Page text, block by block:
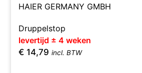
HAIER GERMANY GMBH
Druppelstop
levertijd ± 4 weken
€ 14,79 incl. BTW